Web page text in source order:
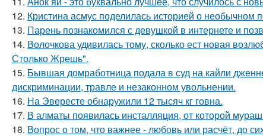
12. Кристина асмус поделилась историей о необычном
13. Парень познакомился с девушкой в интернете и
14. Волочкова удивилась тому, сколько ест новая
Столько Жрешь".
15. Бывшая домработница подала в суд на кайли
дискриминации, травле и незаконном увольнении.
16. На Эвересте обнаружили 12 тысяч кг говна.
17. В алматы появилась инсталляция, от которой
18. Вопрос о том, что важнее - любовь или расчёт, до